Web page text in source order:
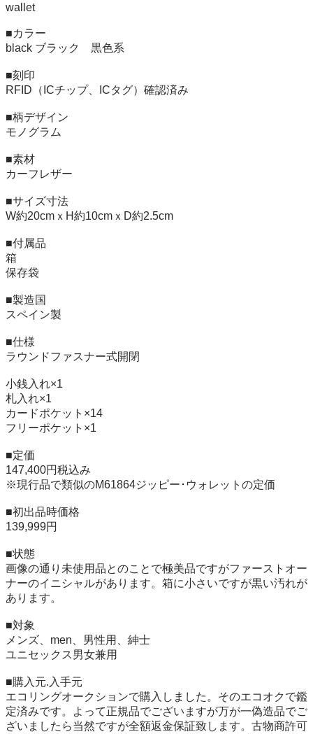
wallet
■カラー
black ブラック　黒色系
■刻印
RFID（ICチップ、ICタグ）確認済み
■柄デザイン
モノグラム
■素材
カーフレザー
■サイズ寸法
W約20cmｘH約10cmｘD約2.5cm
■付属品
箱
保存袋
■製造国
スペイン製
■仕様
ラウンドファスナー式開閉
小銭入れ×1
札入れ×1
カードポケット×14
フリーポケット×1
■定価
147,400円税込み
※現行品で類似のM61864ジッピー･ウォレットの定価
■初出品時価格
139,999円
■状態
画像の通り未使用品とのことで極美品ですがファーストオー
ナーのイニシャルがあります。箱に小さいですが黒い汚れが
あります。
■対象
メンズ、men、男性用、紳士
ユニセックス男女兼用
■購入元.入手元
エコリングオークションで購入しました。そのエコオクで鑑
定済みです。よって正規品でございますが万が一偽造品でご
ざいましたら当然ですが全額返金保証致します。古物商許可